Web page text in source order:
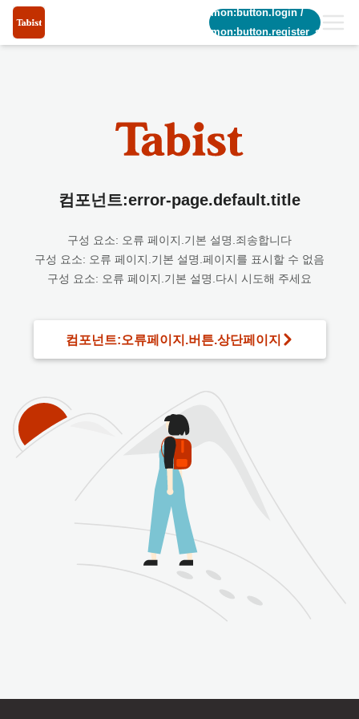
common:button.login/
common:button.register_short
컴포넌트:error-page.default.title
구성 요소: 오류 페이지.기본 설명.죄송합니다
구성 요소: 오류 페이지.기본 설명.페이지를 표시할 수 없음
구성 요소: 오류 페이지.기본 설명.다시 시도해 주세요
컴포넌트:오류페이지.버튼.상단페이지